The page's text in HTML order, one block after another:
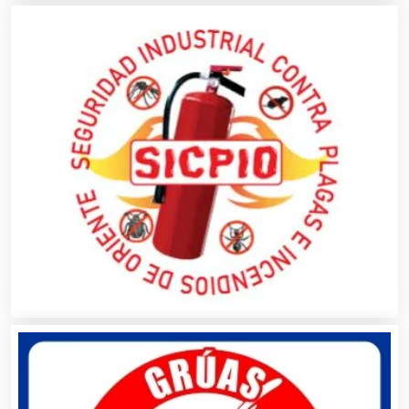
Autobuses
Automatización
Automóviles Nuevos y Usados
Autopartes Eléctricas
Avaluos